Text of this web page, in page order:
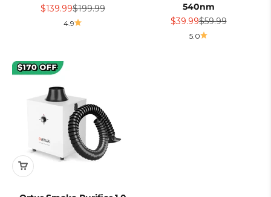
Precio de oferta
$139.99Precio normal
$199.99
4.9
540nm
Precio de oferta
$39.99Precio normal
$59.99
5.0